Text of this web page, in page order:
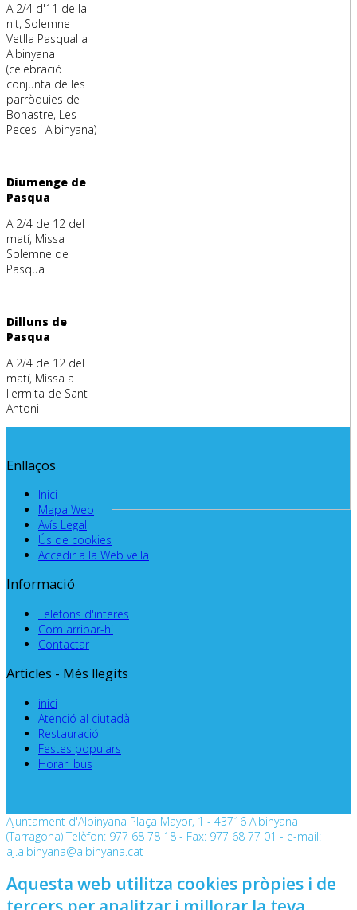
A 2/4 d'11 de la
nit, Solemne
Vetlla Pasqual a
Albinyana
(celebració
conjunta de les
parròquies de
Bonastre, Les
Peces i Albinyana)
Diumenge de
Pasqua
A 2/4 de 12 del
matí, Missa
Solemne de
Pasqua
Dilluns de
Pasqua
A 2/4 de 12 del
matí, Missa a
l'ermita de Sant
Antoni
Enllaços
Inici
Mapa Web
Avís Legal
Ús de cookies
Accedir a la Web vella
Informació
Telefons d'interes
Com arribar-hi
Contactar
Articles - Més llegits
inici
Atenció al ciutadà
Restauració
Festes populars
Horari bus
Ajuntament d'Albinyana Plaça Mayor, 1 - 43716 Albinyana
(Tarragona) Telèfon: 977 68 78 18 - Fax: 977 68 77 01 - e-mail:
aj.albinyana@albinyana.cat
Aquesta web utilitza cookies pròpies i de